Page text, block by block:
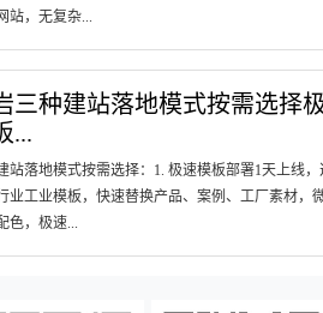
站，无复杂...
三种建站落地模式按需选择
...
站落地模式按需选择：1. 极速模板部署1天上线，
业工业模板，快速替换产品、案例、工厂素材，
色，极速...